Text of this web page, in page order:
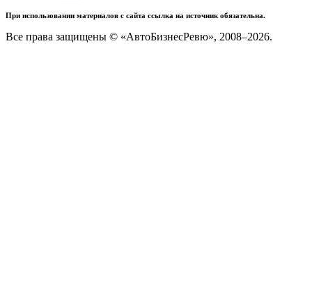
При использовании материалов с сайта ссылка на источник обязательна.
Все права защищены © «АвтоБизнесРевю», 2008–2026.